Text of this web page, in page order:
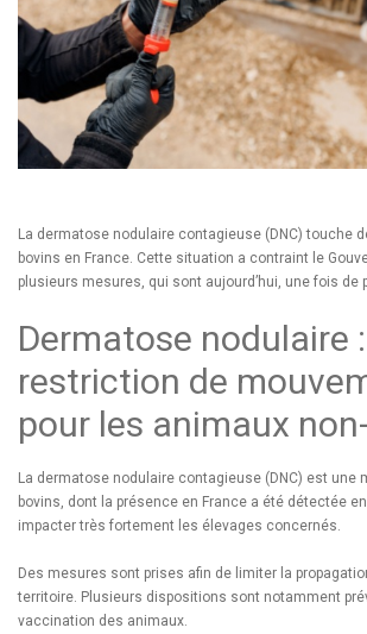
La dermatose nodulaire contagieuse (DNC) touche
bovins en France. Cette situation a contraint le
plusieurs mesures, qui sont aujourd’hui, une fois de
Dermatose nodulaire
restriction de
pour les animaux
La dermatose nodulaire contagieuse (DNC) est une
bovins, dont la présence en France a été détectée
impacter très fortement les élevages concernés.
Des mesures sont prises afin de limiter la
territoire. Plusieurs dispositions sont notamment
vaccination des animaux.